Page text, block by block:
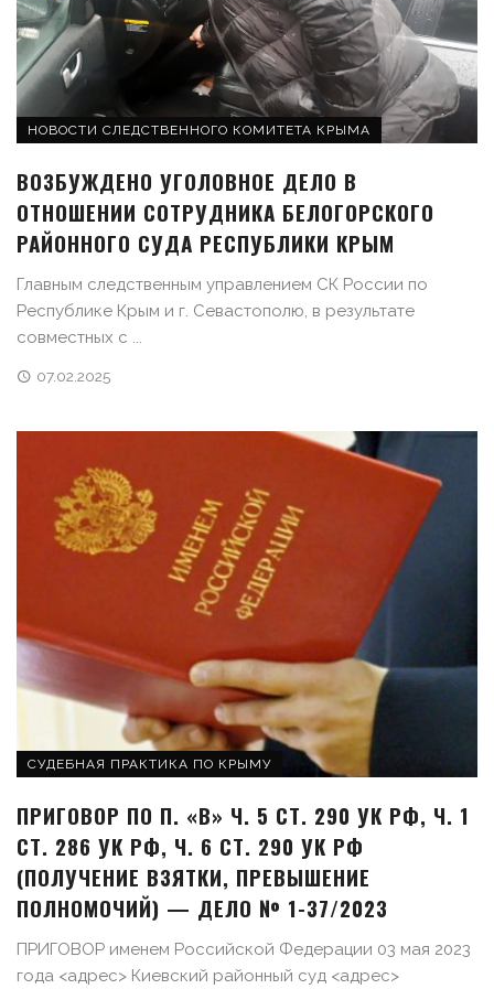
НОВОСТИ СЛЕДСТВЕННОГО КОМИТЕТА КРЫМА
ВОЗБУЖДЕНО УГОЛОВНОЕ ДЕЛО В
ОТНОШЕНИИ СОТРУДНИКА БЕЛОГОРСКОГО
РАЙОННОГО СУДА РЕСПУБЛИКИ КРЫМ
Главным следственным управлением СК России по
Республике Крым и г. Севастополю, в результате
совместных с ...
07.02.2025
СУДЕБНАЯ ПРАКТИКА ПО КРЫМУ
ПРИГОВОР ПО П. «В» Ч. 5 СТ. 290 УК РФ, Ч. 1
СТ. 286 УК РФ, Ч. 6 СТ. 290 УК РФ
(ПОЛУЧЕНИЕ ВЗЯТКИ, ПРЕВЫШЕНИЕ
ПОЛНОМОЧИЙ) — ДЕЛО № 1-37/2023
ПРИГОВОР именем Российской Федерации 03 мая 2023
года <адрес> Киевский районный суд <адрес>